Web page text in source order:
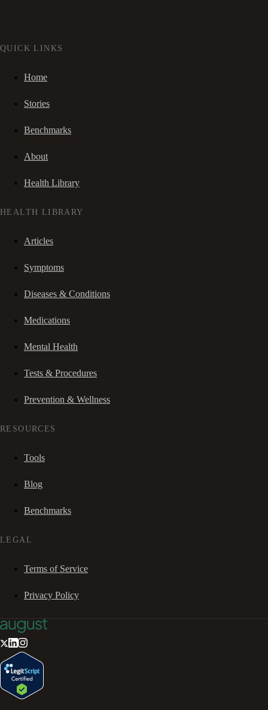
QUICK LINKS
Home
Stories
Benchmarks
About
Health Library
HEALTH LIBRARY
Articles
Symptoms
Diseases & Conditions
Medications
Mental Health
Tests & Procedures
Prevention & Wellness
RESOURCES
Tools
Blog
Benchmarks
LEGAL
Terms of Service
Privacy Policy